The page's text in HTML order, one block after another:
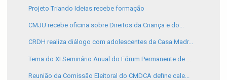
Projeto Triando Ideias recebe formação
CMJU recebe oficina sobre Direitos da Criança e do...
CRDH realiza diálogo com adolescentes da Casa Madr...
Tema do XI Seminário Anual do Fórum Permanente de ...
Reunião da Comissão Eleitoral do CMDCA define cale...